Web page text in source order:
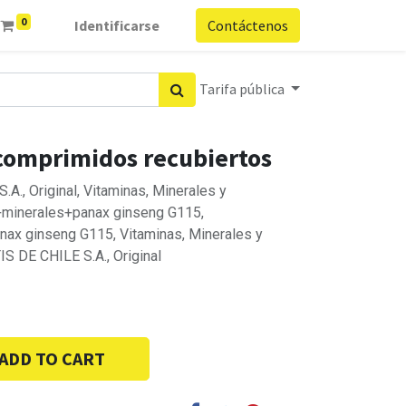
0 Identificarse Contáctenos
Tarifa pública
recubiertos
Original, Vitaminas, Minerales y
ginseng G115,
ginseng G115, Vitaminas, Minerales y
DE CHILE S.A., Original
TO CART